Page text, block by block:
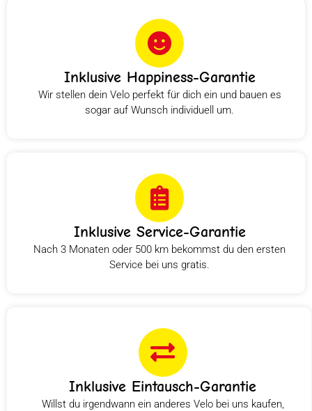
Inklusive Happiness-Garantie
Wir stellen dein Velo perfekt für dich ein und bauen es
sogar auf Wunsch individuell um.
Inklusive Service-Garantie
Nach 3 Monaten oder 500 km bekommst du den ersten
Service bei uns gratis.
Inklusive Eintausch-Garantie
Willst du irgendwann ein anderes Velo bei uns kaufen,